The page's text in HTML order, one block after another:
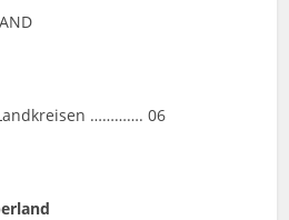
…………. 06